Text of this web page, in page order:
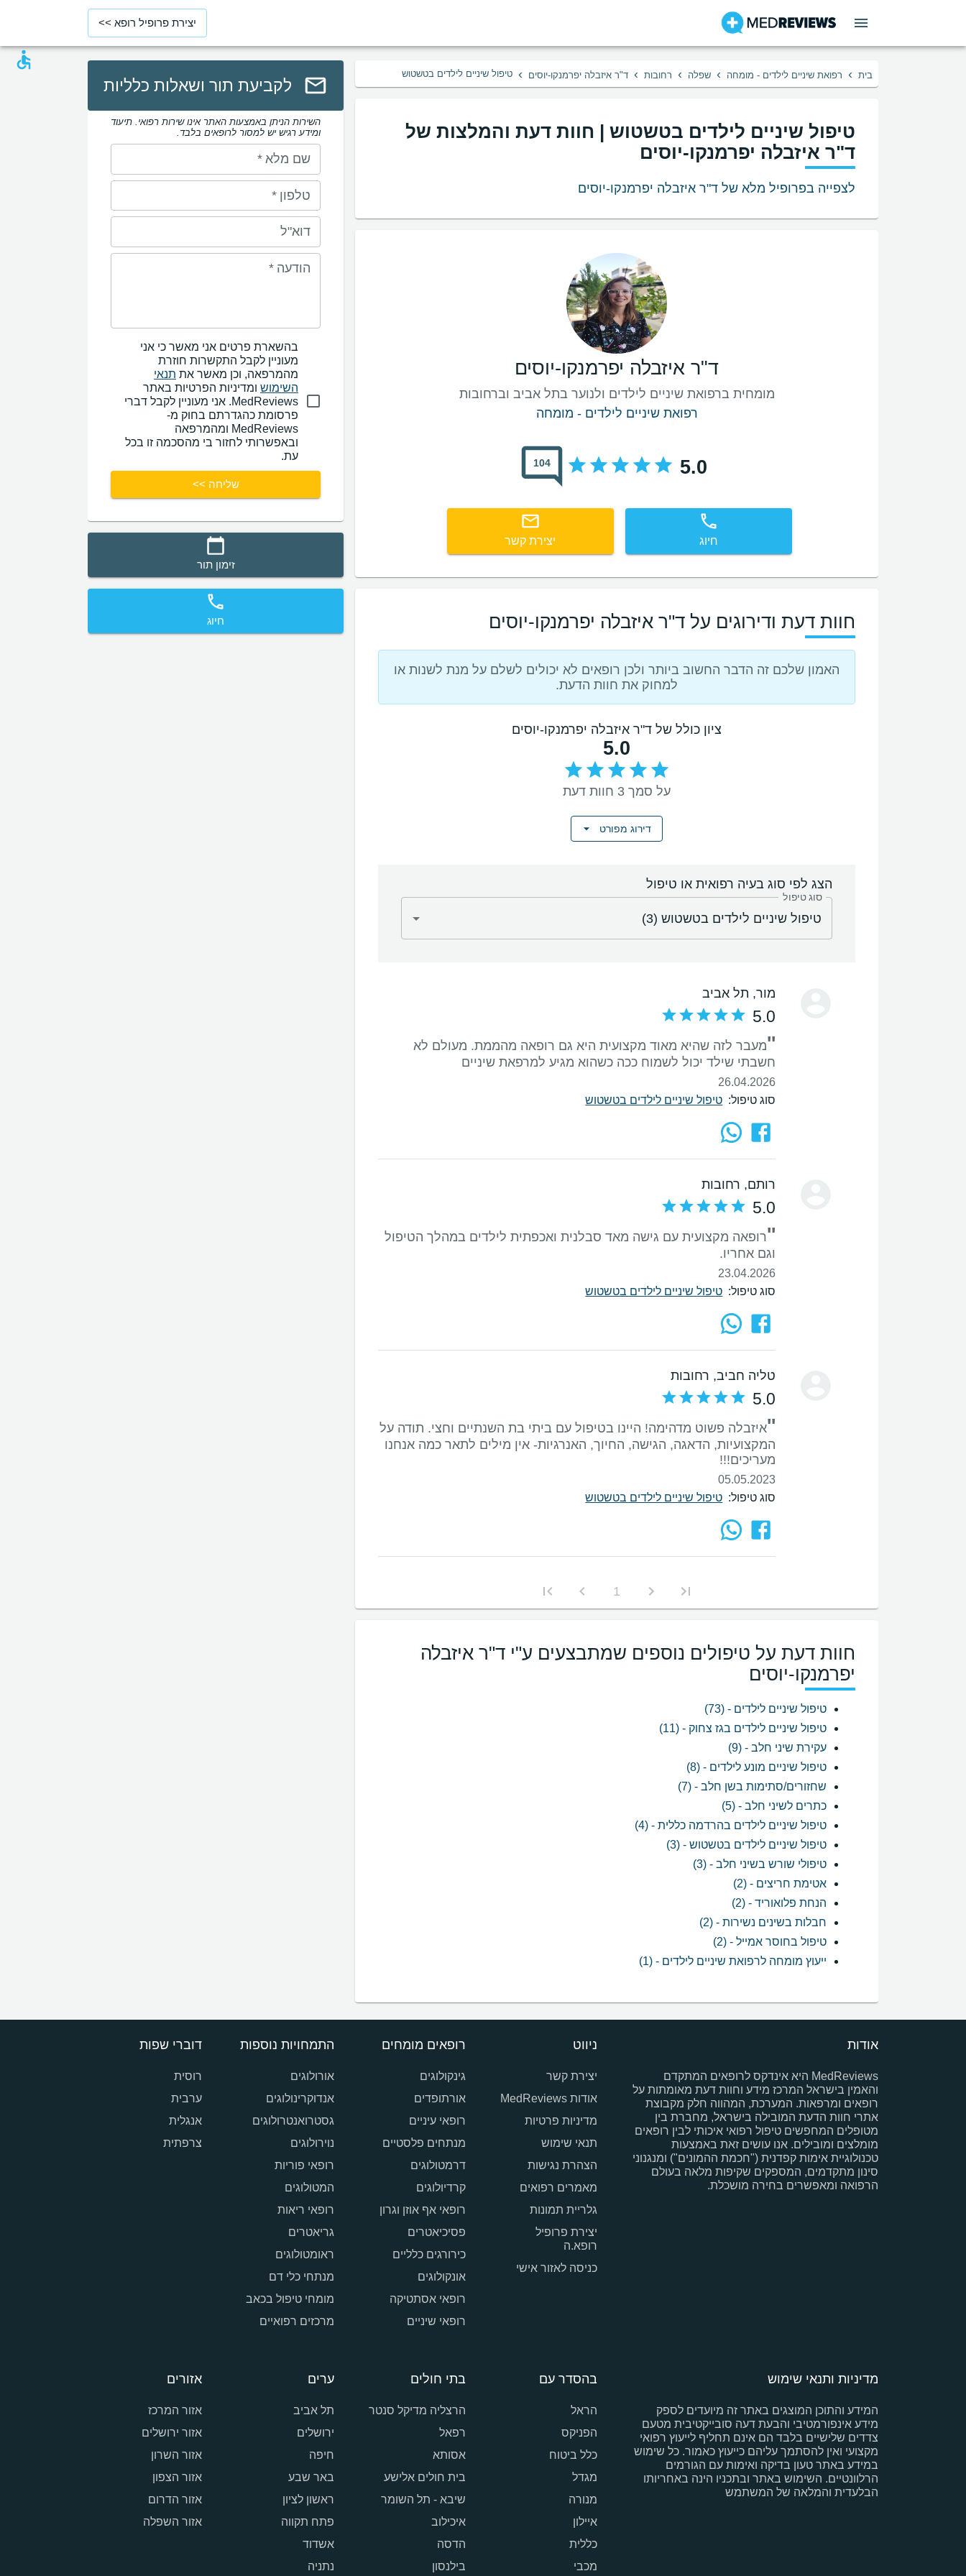
יצירת פרופיל רופא >>
בית › רפואת שיניים לילדים - מומחה › שפלה › רחובות › ד"ר איזבלה יפרמנקו-יוסים › טיפול שיניים לילדים בטשטוש
טיפול שיניים לילדים בטשטוש | חוות דעת והמלצות של
ד"ר איזבלה יפרמנקו-יוסים
לצפייה בפרופיל מלא של ד"ר איזבלה יפרמנקו-יוסים
ד"ר איזבלה יפרמנקו-יוסים
מומחית ברפואת שיניים לילדים ולנוער בתל אביב וברחובות
רפואת שיניים לילדים - מומחה
5.0
104
חיוג יצירת קשר
חוות דעת ודירוגים על ד"ר איזבלה יפרמנקו-יוסים
האמון שלכם זה הדבר החשוב ביותר ולכן רופאים לא יכולים לשלם על מנת לשנות או
למחוק את חוות הדעת.
ציון כולל של ד"ר איזבלה יפרמנקו-יוסים
5.0
על סמך 3 חוות דעת
דירוג מפורט
הצג לפי סוג בעיה רפואית או טיפול
סוג טיפול
מור, תל אביב
5.0
''מעבר לזה שהיא מאוד מקצועית היא גם רופאה מהממת. מעולם לא
חשבתי שילד יכול לשמוח ככה כשהוא מגיע למרפאת שיניים
26.04.2026
סוג טיפול: טיפול שיניים לילדים בטשטוש
רותם, רחובות
5.0
''רופאה מקצועית עם גישה מאד סבלנית ואכפתית לילדים במהלך הטיפול
וגם אחריו.
23.04.2026
סוג טיפול: טיפול שיניים לילדים בטשטוש
טליה חביב, רחובות
5.0
''איזבלה פשוט מדהימה! היינו בטיפול עם ביתי בת השנתיים וחצי. תודה על
המקצועיות, הדאגה, הגישה, החיוך, האנרגיות- אין מילים לתאר כמה אנחנו
מעריכים!!!
05.05.2023
סוג טיפול: טיפול שיניים לילדים בטשטוש
1
חוות דעת על טיפולים נוספים שמתבצעים ע"י ד"ר איזבלה
יפרמנקו-יוסים
טיפול שיניים לילדים - (73)
טיפול שיניים לילדים בגז צחוק - (11)
עקירת שיני חלב - (9)
טיפול שיניים מונע לילדים - (8)
שחזורים/סתימות בשן חלב - (7)
כתרים לשיני חלב - (5)
טיפול שיניים לילדים בהרדמה כללית - (4)
טיפול שיניים לילדים בטשטוש - (3)
טיפולי שורש בשיני חלב - (3)
אטימת חריצים - (2)
הנחת פלואוריד - (2)
חבלות בשינים נשירות - (2)
טיפול בחוסר אמייל - (2)
ייעוץ מומחה לרפואת שיניים לילדים - (1)
לקביעת תור ושאלות כלליות
השירות הניתן באמצעות האתר אינו שירות רפואי. תיעוד
ומידע רגיש יש למסור לרופאים בלבד.
שם מלא *
טלפון *
דוא"ל
הודעה *
בהשארת פרטים אני מאשר כי אני
מעוניין לקבל התקשרות חוזרת
מהמרפאה, וכן מאשר את תנאי
השימוש ומדיניות הפרטיות באתר
MedReviews. אני מעוניין לקבל דברי
פרסומת כהגדרתם בחוק מ-
MedReviews ומהמרפאה
ובאפשרותי לחזור בי מהסכמה זו בכל
עת.
שליחה >>
זימון תור
חיוג
אודות
MedReviews היא אינדקס לרופאים המתקדם
והאמין בישראל המרכז מידע וחוות דעת מאומתות על
רופאים ומרפאות. המערכת, המהווה חלק מקבוצת
אתרי חוות הדעת המובילה בישראל, מחברת בין
מטופלים המחפשים טיפול רפואי איכותי לבין רופאים
מומלצים ומובילים. אנו עושים זאת באמצעות
טכנולוגיית אימות קפדנית ("חכמת ההמונים") ומנגנוני
סינון מתקדמים, המספקים שקיפות מלאה בעולם
הרפואה ומאפשרים בחירה מושכלת.
ניווט
יצירת קשר
אודות MedReviews
מדיניות פרטיות
תנאי שימוש
הצהרת נגישות
מאמרים רפואים
גלריית תמונות
יצירת פרופיל
רופא.ה
כניסה לאזור אישי
רופאים מומחים
גינקולוגים
אורתופדים
רופאי עיניים
מנתחים פלסטיים
דרמטולוגים
קרדיולוגים
רופאי אף אוזן וגרון
פסיכיאטרים
כירורגים כלליים
אונקולוגים
רופאי אסתטיקה
רופאי שיניים
התמחויות נוספות
אורולוגים
אנדוקרינולוגים
גסטרואנטרולוגים
נוירולוגים
רופאי פוריות
המטולוגים
רופאי ריאות
גריאטרים
ראומטולוגים
מנתחי כלי דם
מומחי טיפול בכאב
מרכזים רפואיים
דוברי שפות
רוסית
ערבית
אנגלית
צרפתית
מדיניות ותנאי שימוש
המידע והתוכן המוצגים באתר זה מיועדים לספק
מידע אינפורמטיבי והבעת דעה סובייקטיבית מטעם
צדדים שלישיים בלבד הם אינם תחליף לייעוץ רפואי
מקצועי ואין להסתמך עליהם כייעוץ כאמור. כל שימוש
במידע באתר טעון בדיקה ואימות עם הגורמים
הרלוונטיים. השימוש באתר ובתכניו הינה באחריותו
הבלעדית והמלאה של המשתמש
בהסדר עם
הראל
הפניקס
כלל ביטוח
מגדל
מנורה
איילון
כללית
מכבי
בתי חולים
הרצליה מדיקל סנטר
רפאל
אסותא
בית חולים אלישע
שיבא - תל השומר
איכילוב
הדסה
בילנסון
ערים
תל אביב
ירושלים
חיפה
באר שבע
ראשון לציון
פתח תקווה
אשדוד
נתניה
אזורים
אזור המרכז
אזור ירושלים
אזור השרון
אזור הצפון
אזור הדרום
אזור השפלה